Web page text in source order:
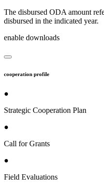
The disbursed ODA amount
disbursed in the indicated year.
enable downloads
cooperation profile
●
Strategic Cooperation Plan
●
Call for Grants
●
Field Evaluations